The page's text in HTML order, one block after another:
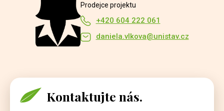
Prodejce projektu
+420 604 222 061
daniela.vlkova@unistav.cz
Kontaktujte nás.